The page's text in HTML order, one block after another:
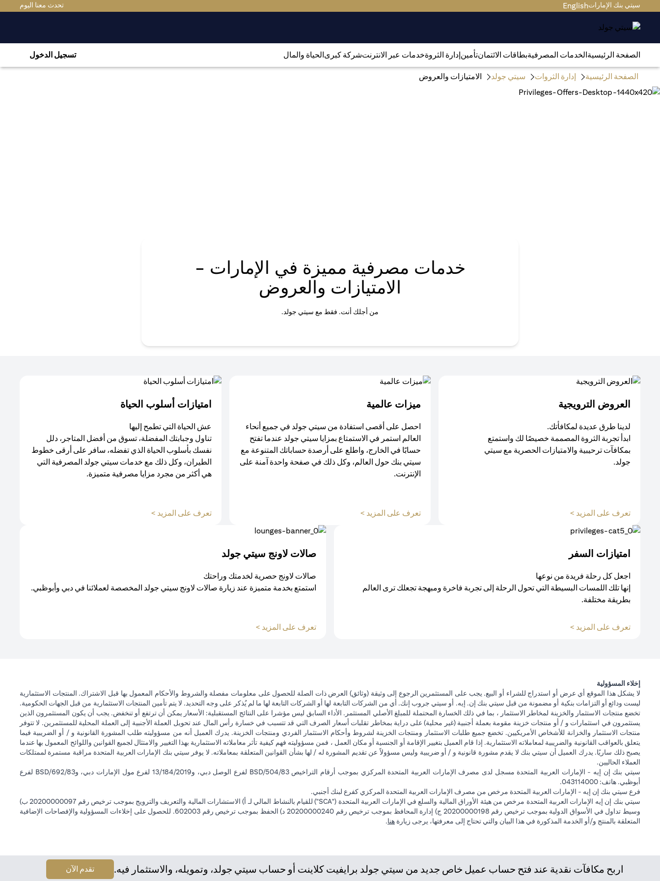
سيتي بنك الإماراتEnglish تحدث معنا اليوم
الصفحة الرئيسيةالخدمات المصرفيةبطاقات الائتمانتأمينإدارة الثروةخدمات عبر الانترنتشركة كبرىالحياة والمال تسجيل الدخول
الصفحة الرئيسية إدارة الثروات سيتي جولد الامتيازات والعروض
خدمات مصرفية مميزة في الإمارات -
الامتيازات والعروض
من أجلك أنت. فقط مع سيتي جولد.
العروض الترويجية
لدينا طرق عديدة لمكافأتك.
ابدأ تجربة الثروة المصممة خصيصًا لك واستمتع
بمكافآت ترحيبية والامتيازات الحصرية مع سيتي
جولد.
تعرف على المزيد >
ميزات عالمية
احصل على أقصى استفادة من سيتي جولد في جميع أنحاء
العالم استمر في الاستمتاع بمزايا سيتي جولد عندما تفتح
حسابًا في الخارج، واطلع على أرصدة حساباتك المتنوعة مع
سيتي بنك حول العالم، وكل ذلك في صفحة واحدة آمنة على
الإنترنت.
تعرف على المزيد >opens in a new tab
امتيازات أسلوب الحياة​
عش الحياة التي تطمح إليها
تناول وجبابتك المفضلة، تسوق من أفضل المتاجر، دلل
نفسك بأسلوب الحياة الذي تفضله، سافر على أرقى خطوط
الطيران، وكل ذلك مع خدمات سيتي جولد المصرفية التي
هي أكثر من مجرد مزايا مصرفية متميزة.
تعرف على المزيد >
امتيازات السفر
اجعل كل رحلة فريدة من نوعها
إنها تلك اللمسات البسيطة التي تحول الرحلة إلى تجربة فاخرة ومبهجة تجعلك ترى العالم
بطريقة مختلفة.
تعرف على المزيد >
صالات لاونج سيتي جولد
صالات لاونج حصرية لخدمتك وراحتك
استمتع بخدمة متميزة عند زيارة صالات لاونج سيتي جولد المخصصة لعملائنا في دبي وأبوظبي.
تعرف على المزيد >
إخلاء المسؤولية
لا يشكل هذا الموقع أي عرض أو استدراج للشراء أو البيع. يجب على المستثمرين الرجوع إلى وثيقة (وثائق) العرض ذات الصلة للحصول على معلومات مفصلة والشروط والأحكام المعمول بها قبل الاشتراك. المنتجات الاستثمارية
ليست ودائع أو التزامات بنكية أو مضمونة من قبل سيتي بنك إن. إيه. أو سيتي جروب إنك. أي من الشركات التابعة لها أو الشركات التابعة لها ما لم يُذكر على وجه التحديد. لا يتم تأمين المنتجات الاستثمارية من قبل الجهات الحكومية.
تخضع منتجات الاستثمار والخزينة لمخاطر الاستثمار ، بما في ذلك الخسارة المحتملة للمبلغ الأصلي المستثمر. الأداء السابق ليس مؤشرا على النتائج المستقبلية: الأسعار يمكن أن ترتفع أو تنخفض. يجب أن يكون المستثمرون الذين
يستثمرون في استثمارات و / أو منتجات خزينة مقومة بعملة أجنبية (غير محلية) على دراية بمخاطر تقلبات أسعار الصرف التي قد تتسبب في خسارة رأس المال عند تحويل العملة الأجنبية إلى العملة المحلية للمستثمرين. لا تتوفر
منتجات الاستثمار والخزانة للأشخاص الأمريكيين. تخضع جميع طلبات الاستثمار ومنتجات الخزينة لشروط وأحكام الاستثمار الفردي ومنتجات الخزينة. يدرك العميل أنه من مسؤوليته طلب المشورة القانونية و / أو الضريبية فيما
يتعلق بالعواقب القانونية والضريبية لمعاملاته الاستثمارية. إذا قام العميل بتغيير الإقامة أو الجنسية أو مكان العمل ، فمن مسؤوليته فهم كيفية تأثر معاملاته الاستثمارية بهذا التغيير والامتثال لجميع القوانين واللوائح المعمول بها عندما
يصبح ذلك ساريًا. يدرك العميل أن سيتي بنك لا يقدم مشورة قانونية و / أو ضريبية وليس مسؤولاً عن تقديم المشورة له / لها بشأن القوانين المتعلقة بمعاملاته. لا يوفر سيتي بنك الإمارات العربية المتحدة مراقبة مستمرة لممتلكات
العملاء الحاليين.
سيتي بنك إن إيه - الإمارات العربية المتحدة مسجل لدى مصرف الإمارات العربية المتحدة المركزي بموجب أرقام التراخيص BSD/504/83 لفرع الوصل دبي، و13/184/2019 لفرع مول الإمارات دبي، وBSD/692/83 لفرع
أبوظبي. هاتف: 043114000.
فرع سيتي بنك إن إيه - الإمارات العربية المتحدة مرخص من مصرف الإمارات العربية المتحدة المركزي كفرع لبنك أجنبي.
سيتي بنك إن إيه الإمارات العربية المتحدة مرخص من هيئة الأوراق المالية والسلع في الإمارات العربية المتحدة ("SCA") للقيام بالنشاط المالي لـ أ) الاستشارات المالية والتعريف والترويج بموجب ترخيص رقم 20200000097 ب)
وسيط تداول في الأسواق الدولية بموجب ترخيص رقم 20200000198 ج) إدارة المحافظ بموجب ترخيص رقم 20200000240 د) الحفظ بموجب ترخيص رقم 602003. للحصول على إخلاءات المسؤولية والإفصاحات الإضافية
المتعلقة بالمنتج و/أو الخدمة المذكورة في هذا البيان والتي تحتاج إلى معرفتها، يرجى زيارة هنا.
اربح مكافآت نقدية عند فتح حساب عميل خاص جديد من سيتي جولد برايفيت كلاينت أو حساب سيتي جولد، وتمويله، والاستثمار فيه. تقدم الآن